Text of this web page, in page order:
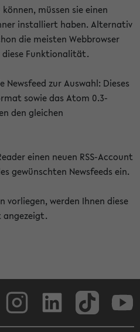
müssen sie einen
installiert haben. Alternativ
die meisten Webbrowser
diese Funktionalität.
zur Auswahl: Dieses
sowie das Atom 0.3-
den gleichen
einen neuen RSS-Account
gewünschten Newsfeeds ein.
vorliegen, werden Ihnen diese
angezeigt.